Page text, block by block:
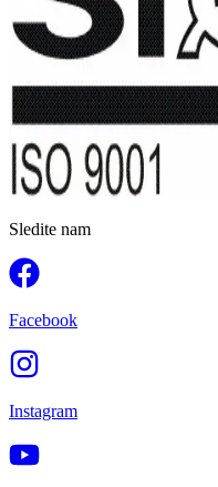
Sledite nam
Facebook
Instagram